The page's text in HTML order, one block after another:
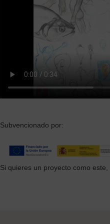
Subvencionado por:
Si quieres un proyecto como